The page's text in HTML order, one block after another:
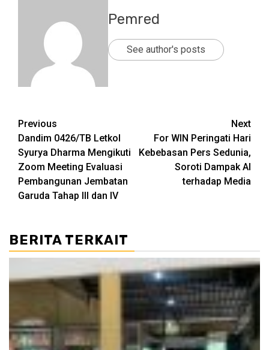
Pemred
See author's posts
Post
navigation
Previous
Dandim 0426/TB Letkol
Syurya Dharma Mengikuti
Zoom Meeting Evaluasi
Pembangunan Jembatan
Garuda Tahap III dan IV
Next
For WIN Peringati Hari
Kebebasan Pers Sedunia,
Soroti Dampak AI
terhadap Media
BERITA TERKAIT